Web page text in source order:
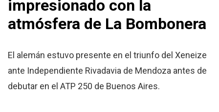
impresionado con la
atmósfera de La Bombonera
El alemán estuvo presente en el triunfo del Xeneize
ante Independiente Rivadavia de Mendoza antes de
debutar en el ATP 250 de Buenos Aires.